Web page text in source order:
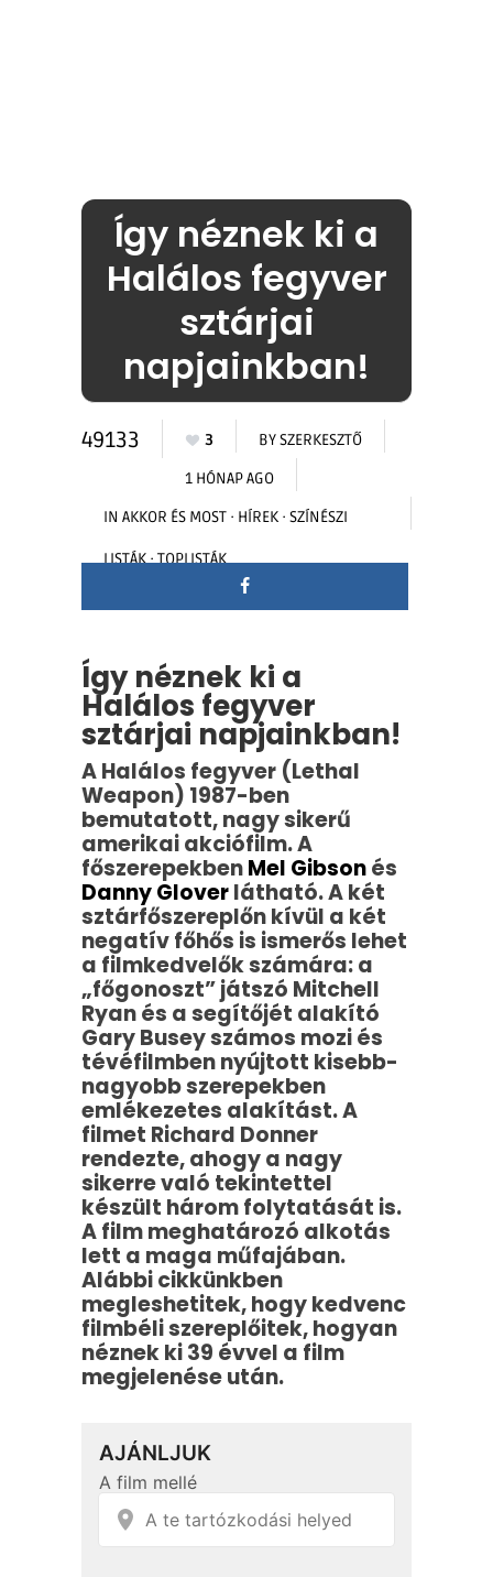
Így néznek ki a
Halálos fegyver
sztárjai
napjainkban!
49133 3 BYSZERKESZTŐ
1 HÓNAP AGO
IN AKKOR ÉS MOST · HÍREK · SZÍNÉSZI
LISTÁK·TOPLISTÁK
Így néznek ki a
Halálos fegyver
sztárjai napjainkban!
A Halálos fegyver (Lethal
Weapon) 1987-ben
bemutatott, nagy sikerű
amerikai akciófilm. A
főszerepekbenMel Gibsonés
Danny Gloverlátható. A két
sztárfőszereplőn kívül a két
negatív főhős is ismerős lehet
a filmkedvelők számára: a
„főgonoszt” játszó Mitchell
Ryan és a segítőjét alakító
Gary Busey számos mozi és
tévéfilmben nyújtott kisebb-
nagyobb szerepekben
emlékezetes alakítást. A
filmet Richard Donner
rendezte, ahogy a nagy
sikerre való tekintettel
készült három folytatását is.
A film meghatározó alkotás
lett a maga műfajában.
Alábbi cikkünkben
megleshetitek, hogy kedvenc
filmbéli szereplőitek, hogyan
néznek ki 39 évvel a film
megjelenése után.